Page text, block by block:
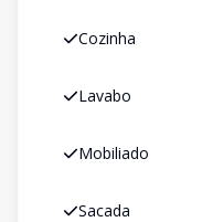
Cozinha
Lavabo
Mobiliado
Sacada